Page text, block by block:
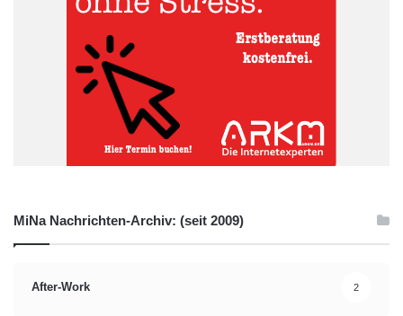
MiNa Nachrichten-Archiv: (seit 2009)
After-Work 2